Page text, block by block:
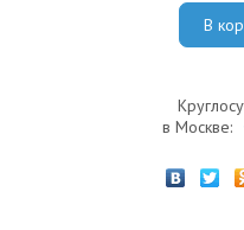
В
в Москве: